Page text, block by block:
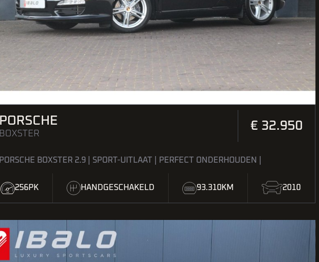
PORSCHE
BOXSTER
€ 32.950
PORSCHE BOXSTER 2.9 | SPORT-UITLAAT | PERFECT ONDERHOUDEN |
256PK HANDGESCHAKELD 93.310KM 2010